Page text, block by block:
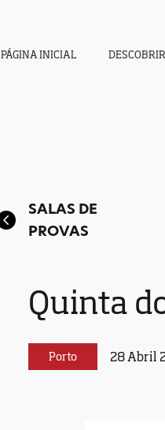
SALAS DE
PROVAS
Quinta
Porto 28 Abril
PÁGINA INICIAL